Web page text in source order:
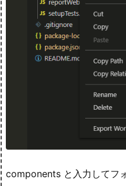
components と入力してフ